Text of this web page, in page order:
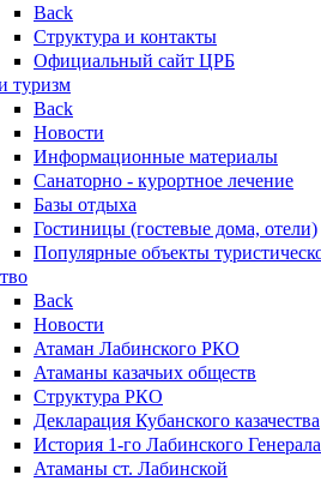
Back
Структура и контакты
Официальный сайт ЦРБ
туризм
Back
Новости
Информационные материалы
Санаторно - курортное лечение
Базы отдыха
Гостиницы (гостевые дома, отели)
Популярные объекты
Back
Новости
Атаман Лабинского РКО
Атаманы казачьих обществ
Структура РКО
Декларация Кубанского казачества
История 1-го Лабинского
Атаманы ст. Лабинской